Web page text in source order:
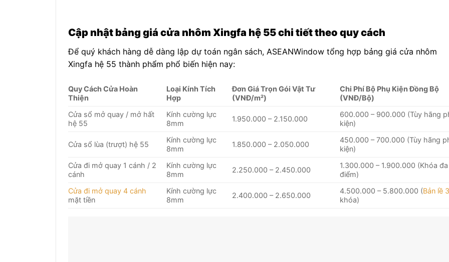
Cập nhật bảng giá cửa nhôm Xingfa hệ 55 chi tiết theo quy cách
Để quý khách hàng dễ dàng lập dự toán ngân sách, ASEANWindow tổng hợp bảng giá cửa nhôm
Xingfa hệ 55 thành phẩm phổ biến hiện nay:
Quy Cách Cửa Hoàn
Thiện
Loại Kính Tích
Hợp
Đơn Giá Trọn Gói Vật Tư
(VNĐ/m²)
Chi Phí Bộ Phụ Kiện Đồng Bộ
(VNĐ/Bộ)
Cửa sổ mở quay / mở hất
hệ 55
Kính cường lực
8mm
1.950.000 – 2.150.000
600.000 – 900.000 (Tùy hãng
kiện)
Cửa sổ lùa (trượt) hệ 55
Kính cường lực
8mm
1.850.000 – 2.050.000
450.000 – 700.000 (Tùy hãng
kiện)
Cửa đi mở quay 1 cánh / 2
cánh
Kính cường lực
8mm
2.250.000 – 2.450.000
1.300.000 – 1.900.000 (Khóa đa
điểm)
Cửa đi mở quay 4 cánh
mặt tiền
Kính cường lực
8mm
2.400.000 – 2.650.000
4.500.000 – 5.800.000 (Bản lề
khóa)